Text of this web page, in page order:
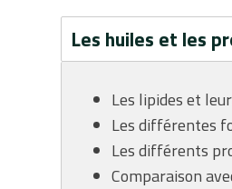
Les huiles et les
Les lipides et
Les différentes
Les différents
Comparaison